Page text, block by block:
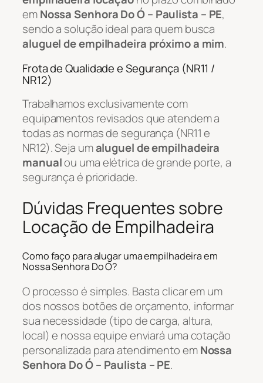
emNossa Senhora Do Ó – Paulista – PE,
sendo a solução ideal para quem busca
aluguel de empilhadeira próximo a mim.
Frota de Qualidade e Segurança (NR11 /
NR12)
Trabalhamos exclusivamente com
equipamentos revisados que atendem a
todas as normas de segurança (NR11 e
NR12). Seja umaluguel de empilhadeira
manualou uma elétrica de grande porte, a
segurança é prioridade.
Dúvidas Frequentes sobre
Locação de Empilhadeira
Como faço para alugar uma empilhadeira em
Nossa Senhora Do Ó?
O processo é simples. Basta clicar em um
dos nossos botões de orçamento, informar
sua necessidade (tipo de carga, altura,
local) e nossa equipe enviará uma cotação
personalizada para atendimento emNossa
Senhora Do Ó – Paulista – PE.